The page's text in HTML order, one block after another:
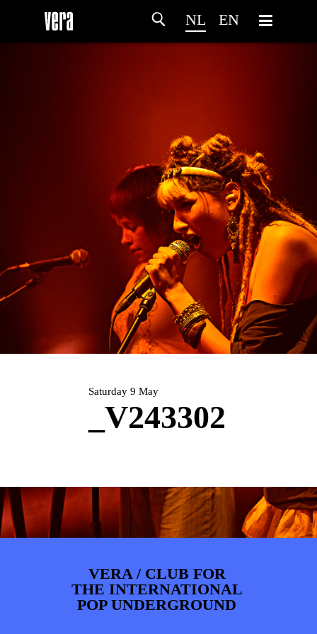
NL EN
HOMEPROGRAMMA
ARTDIVISIONFOTO’SNIEUWS
Saturday 9 May
_V243302
VERA / CLUB FOR
THE INTERNATIONAL
POP UNDERGROUND